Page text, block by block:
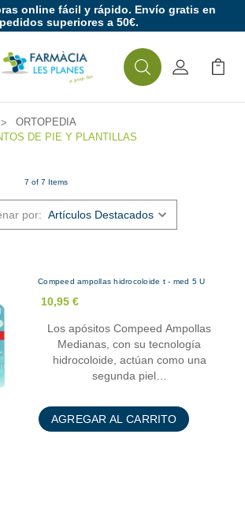
online fácil y rápido. Envío gratis en
pedidos superiores a 50€.
BuscarMi Cuenta
Mi
ORTOPEDIA
DE PIE Y PLANTILLAS
7 of 7 Items
por:
Compeed ampollas hidrocoloide t - med 5 U
10,95 €
Los apósitos Compeed Ampollas
Medianas, con su tecnología
hidrocoloide, actúan como una
segunda piel…
AGREGAR AL CARRITO